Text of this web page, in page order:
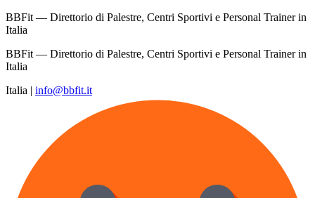
BBFit — Direttorio di Palestre, Centri Sportivi e Personal Trainer in
Italia
BBFit — Direttorio di Palestre, Centri Sportivi e Personal Trainer in
Italia
Italia | info@bbfit.it